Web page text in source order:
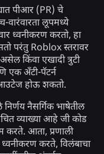
पीआर (PR) चे
वारंवारता लूपमध्ये
ध्वनीकरण करतो, हा
परंतु Roblox स्तरावर
किंवा एखादी त्रुटी
एक अँटी-पॅटर्न
होऊ शकतो.
नैसर्गिक भाषेतील
व्याख्या आहे जी कोड
आता, प्रणाली
करते, विलंबाचा